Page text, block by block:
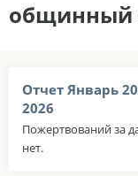
общинный
Отчет Январь
2026
Пожертвований за
нет.